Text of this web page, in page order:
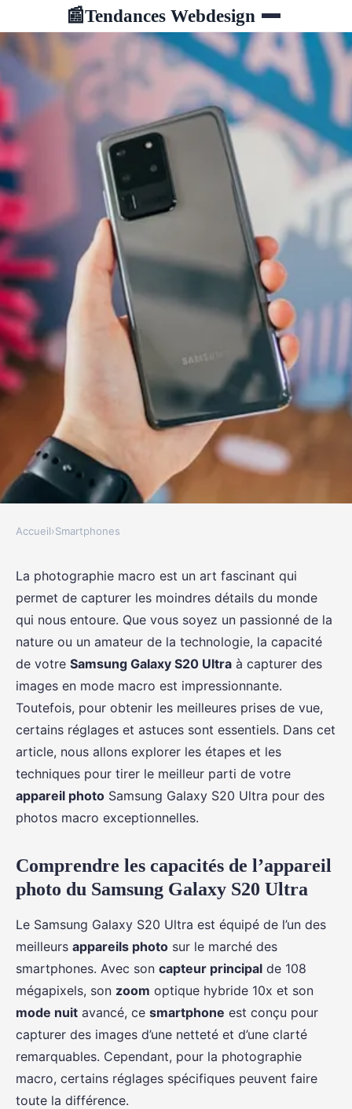
📰Tendances Webdesign
SMARTPHONES
Quels sont les meilleurs réglages
pour capturer des photos en
macro sur un Samsung Galaxy
S20 Ultra?
Sarah•20 septembre 2024 •5 min de lecture
Accueil›Smartphones
La photographie macro est un art fascinant qui
permet de capturer les moindres détails du monde
qui nous entoure. Que vous soyez un passionné de la
nature ou un amateur de la technologie, la capacité
de votre Samsung Galaxy S20 Ultra à capturer des
images en mode macro est impressionnante.
Toutefois, pour obtenir les meilleures prises de vue,
certains réglages et astuces sont essentiels. Dans cet
article, nous allons explorer les étapes et les
techniques pour tirer le meilleur parti de votre
appareil photo Samsung Galaxy S20 Ultra pour des
photos macro exceptionnelles.
Comprendre les capacités de l’appareil
photo du Samsung Galaxy S20 Ultra
Le Samsung Galaxy S20 Ultra est équipé de l’un des
meilleurs appareils photo sur le marché des
smartphones. Avec son capteur principal de 108
mégapixels, son zoom optique hybride 10x et son
mode nuit avancé, ce smartphone est conçu pour
capturer des images d’une netteté et d’une clarté
remarquables. Cependant, pour la photographie
macro, certains réglages spécifiques peuvent faire
toute la différence.